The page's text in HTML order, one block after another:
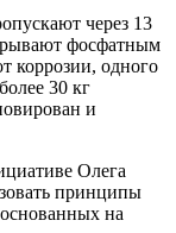
через 13
фосфатным
коррозии, одного
30 кг
и
Олега
принципы
на